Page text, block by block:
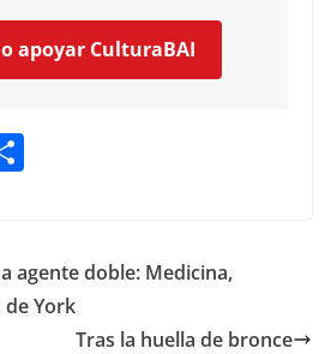
apoyar CulturaBAI
p
ar
agente doble: Medicina,
York
Tras la huella de bronce